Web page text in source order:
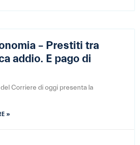
– Prestiti tra
addio. E pago di
del Corriere di oggi presenta la
»